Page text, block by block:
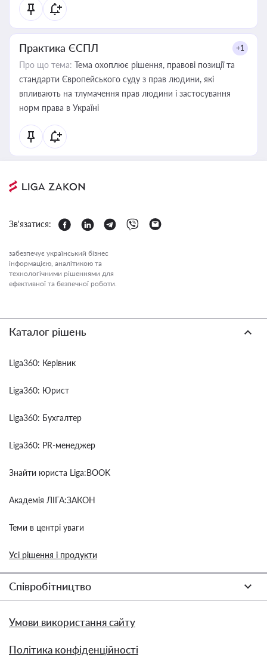
Практика ЄСПЛ +1
Про що тема: Тема охоплює рішення, правові позиції та
стандарти Європейського суду з прав людини, які
впливають на тлумачення прав людини і застосування
норм права в Україні
Зв'язатися:
забезпечує український бізнес
інформацією, аналітикою та
технологічними рішеннями для
ефективної та безпечної роботи.
Каталог рішень
Liga360: Керівник
Liga360: Юрист
Liga360: Бухгалтер
Liga360: PR-менеджер
Знайти юриста Liga:BOOK
Академія ЛІГА:ЗАКОН
Теми в центрі уваги
Усі рішення і продукти
Співробітництво
Умови використання сайту
Політика конфіденційності